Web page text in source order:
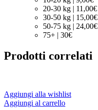
20-30 kg | 11,00€
30-50 kg | 15,00€
50-75 kg | 24,00€
75+ | 30€
Prodotti correlati
Aggiungi alla wishlist
Aggiungi al carrello